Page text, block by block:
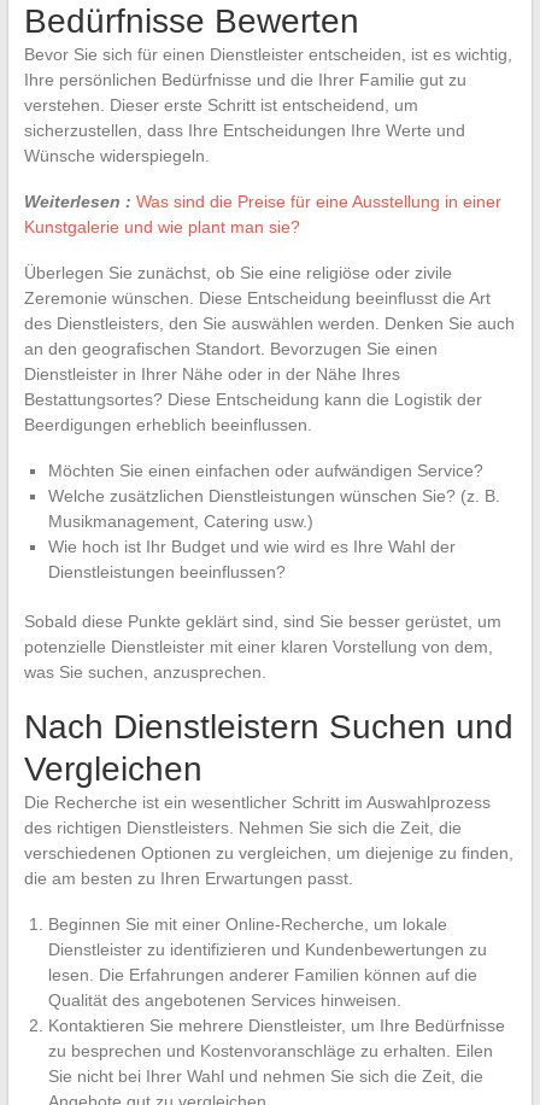
Bedürfnisse Bewerten
Bevor Sie sich für einen Dienstleister entscheiden, ist es wichtig,
Ihre persönlichen Bedürfnisse und die Ihrer Familie gut zu
verstehen. Dieser erste Schritt ist entscheidend, um
sicherzustellen, dass Ihre Entscheidungen Ihre Werte und
Wünsche widerspiegeln.
Weiterlesen : Was sind die Preise für eine Ausstellung in einer
Kunstgalerie und wie plant man sie?
Überlegen Sie zunächst, ob Sie eine religiöse oder zivile
Zeremonie wünschen. Diese Entscheidung beeinflusst die Art
des Dienstleisters, den Sie auswählen werden. Denken Sie auch
an den geografischen Standort. Bevorzugen Sie einen
Dienstleister in Ihrer Nähe oder in der Nähe Ihres
Bestattungsortes? Diese Entscheidung kann die Logistik der
Beerdigungen erheblich beeinflussen.
Möchten Sie einen einfachen oder aufwändigen Service?
Welche zusätzlichen Dienstleistungen wünschen Sie? (z. B.
Musikmanagement, Catering usw.)
Wie hoch ist Ihr Budget und wie wird es Ihre Wahl der
Dienstleistungen beeinflussen?
Sobald diese Punkte geklärt sind, sind Sie besser gerüstet, um
potenzielle Dienstleister mit einer klaren Vorstellung von dem,
was Sie suchen, anzusprechen.
Nach Dienstleistern Suchen und
Vergleichen
Die Recherche ist ein wesentlicher Schritt im Auswahlprozess
des richtigen Dienstleisters. Nehmen Sie sich die Zeit, die
verschiedenen Optionen zu vergleichen, um diejenige zu finden,
die am besten zu Ihren Erwartungen passt.
Beginnen Sie mit einer Online-Recherche, um lokale
Dienstleister zu identifizieren und Kundenbewertungen zu
lesen. Die Erfahrungen anderer Familien können auf die
Qualität des angebotenen Services hinweisen.
Kontaktieren Sie mehrere Dienstleister, um Ihre Bedürfnisse
zu besprechen und Kostenvoranschläge zu erhalten. Eilen
Sie nicht bei Ihrer Wahl und nehmen Sie sich die Zeit, die